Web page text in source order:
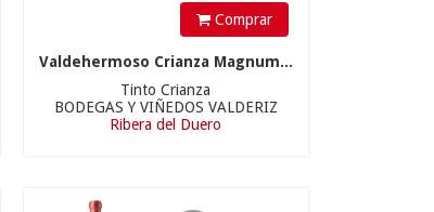
Comprar
Valdehermoso Crianza Magnum...
Tinto Crianza
BODEGAS Y VIÑEDOS VALDERIZ
Ribera del Duero